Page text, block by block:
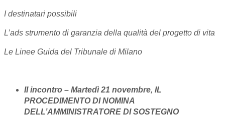
I destinatari possibili
L’ads strumento di garanzia della qualità del progetto di vita
Le Linee Guida del Tribunale di Milano
II incontro – Martedì 21 novembre, IL
PROCEDIMENTO DI NOMINA
DELL’AMMINISTRATORE DI SOSTEGNO